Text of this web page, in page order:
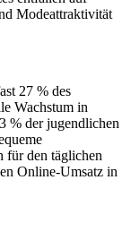
Modeattraktivität
27 % des
Wachstum in
% der jugendlichen
für den täglichen
Online-Umsatz in